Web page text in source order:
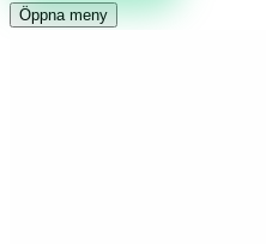
Öppna meny